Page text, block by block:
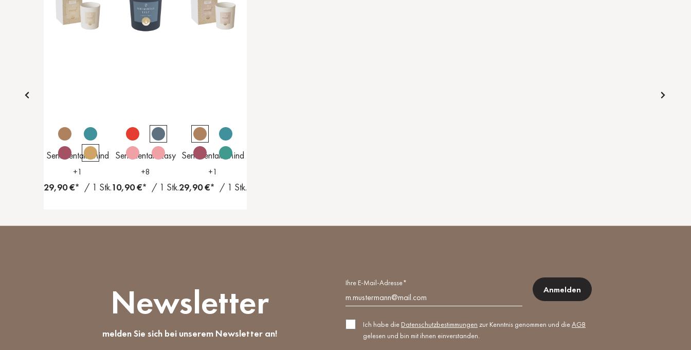
+1
Sentimentals Mind
29,90 €* / 1 Stk.
+8
Sentimentals Easy
10,90 €* / 1 Stk.
+1
Sentimentals Mind
29,90 €* / 1 Stk.
Newsletter
melden Sie sich bei unserem Newsletter an!
Ihre E-Mail-Adresse*
Anmelden
Ich habe die Datenschutzbestimmungen zur Kenntnis genommen und dieAGB
gelesen und bin mit ihnen einverstanden.